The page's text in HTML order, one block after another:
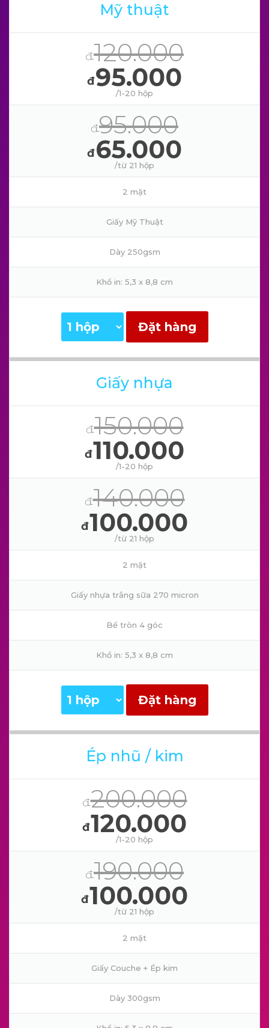
Mỹ thuật
đ120.000
đ95.000
/1-20 hộp
đ95.000
đ65.000
/từ 21 hộp
2 mặt
Giấy Mỹ Thuật
Dày 250gsm
Khổ in: 5,3 x 8,8 cm
Đặt hàng
Giấy nhựa
đ150.000
đ110.000
/1-20 hộp
đ140.000
đ100.000
/từ 21 hộp
2 mặt
Giấy nhựa trắng sữa 270 micron
Bế tròn 4 góc
Khổ in: 5,3 x 8,8 cm
Đặt hàng
Ép nhũ / kim
đ200.000
đ120.000
/1-20 hộp
đ190.000
đ100.000
/từ 21 hộp
2 mặt
Giấy Couche + Ép kim
Dày 300gsm